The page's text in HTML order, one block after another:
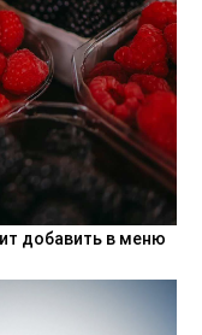
добавить в меню